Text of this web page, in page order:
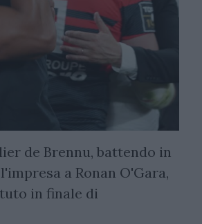
de Brennu, battendo in
a Ronan O'Gara,
in finale di